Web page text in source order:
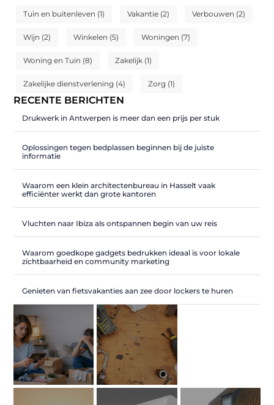
Tuin en buitenleven (1) Vakantie (2) Verbouwen (2)
Wijn (2) Winkelen (5) Woningen (7)
Woning en Tuin (8) Zakelijk (1)
Zakelijke dienstverlening (4) Zorg (1)
RECENTE BERICHTEN
Drukwerk in Antwerpen is meer dan een prijs per stuk
Oplossingen tegen bedplassen beginnen bij de juiste
informatie
Waarom een klein architectenbureau in Hasselt vaak
efficiënter werkt dan grote kantoren
Vluchten naar Ibiza als ontspannen begin van uw reis
Waarom goedkope gadgets bedrukken ideaal is voor lokale
zichtbaarheid en community marketing
Genieten van fietsvakanties aan zee door lockers te huren